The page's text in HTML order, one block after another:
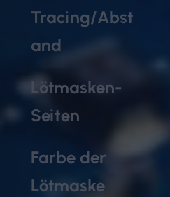
Tracing/Abst
and
Lötmasken-
Seiten
Farbe der
Lötmaske